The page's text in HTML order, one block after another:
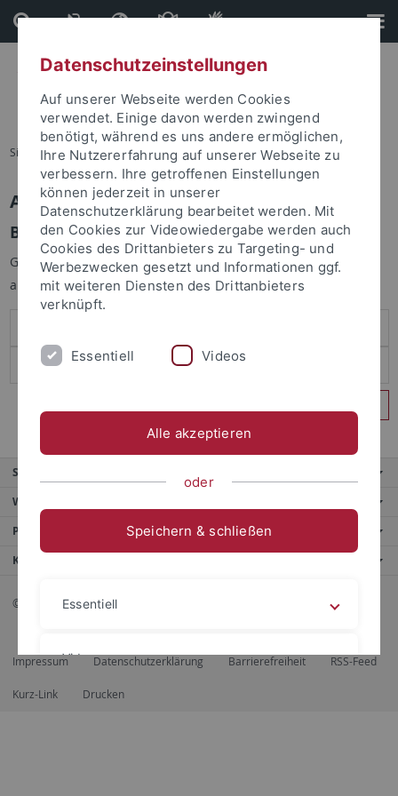
Direkt
zum
Inhalt
Direkt
zur
Fußleiste
Sie sind hier: Startseite
Anmelden
Benutzeranmeldung
Geben Sie Ihren Benutzernamen und Ihr Passwort an um sich
anzumelden:
Service
Weitere Angebote
Portale
Kontaktinfo
© 2026 Eberhard Karls Universität Tübingen, Tübingen
Impressum Datenschutzerklärung Barrierefreiheit RSS-Feed
Kurz-Link Drucken
Datenschutzeinstellungen
Auf unserer Webseite werden Cookies
verwendet. Einige davon werden zwingend
benötigt, während es uns andere ermöglichen,
Ihre Nutzererfahrung auf unserer Webseite zu
verbessern. Ihre getroffenen Einstellungen
können jederzeit in unserer
Datenschutzerklärung bearbeitet werden. Mit
den Cookies zur Videowiedergabe werden auch
Cookies des Drittanbieters zu Targeting- und
Werbezwecken gesetzt und Informationen ggf.
mit weiteren Diensten des Drittanbieters
verknüpft.
Essentiell Videos
Alle akzeptieren
oder
Speichern & schließen
Essentiell
Videos